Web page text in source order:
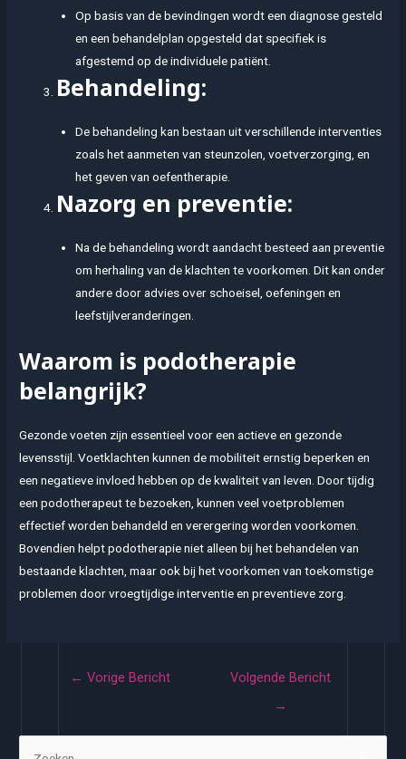
Op basis van de bevindingen wordt een diagnose gesteld
en een behandelplan opgesteld dat specifiek is
afgestemd op de individuele patiënt.
Behandeling:
De behandeling kan bestaan uit verschillende interventies
zoals het aanmeten van steunzolen, voetverzorging, en
het geven van oefentherapie.
Nazorg en preventie:
Na de behandeling wordt aandacht besteed aan preventie
om herhaling van de klachten te voorkomen. Dit kan onder
andere door advies over schoeisel, oefeningen en
leefstijlveranderingen.
Waarom is podotherapie
belangrijk?
Gezonde voeten zijn essentieel voor een actieve en gezonde
levensstijl. Voetklachten kunnen de mobiliteit ernstig beperken en
een negatieve invloed hebben op de kwaliteit van leven. Door tijdig
een podotherapeut te bezoeken, kunnen veel voetproblemen
effectief worden behandeld en verergering worden voorkomen.
Bovendien helpt podotherapie niet alleen bij het behandelen van
bestaande klachten, maar ook bij het voorkomen van toekomstige
problemen door vroegtijdige interventie en preventieve zorg.
← Vorige Bericht
Volgende Bericht
→